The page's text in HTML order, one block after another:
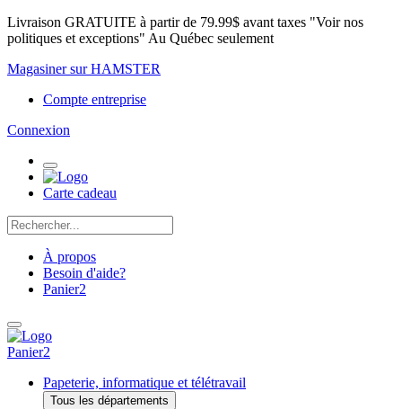
Livraison GRATUITE à partir de 79.99$ avant taxes "Voir nos
politiques et exceptions" Au Québec seulement
Magasiner sur HAMSTER
Compte entreprise
Connexion
Carte cadeau
À propos
Besoin d'aide?
Panier2
Panier2
Papeterie, informatique et télétravail
Tous les départements